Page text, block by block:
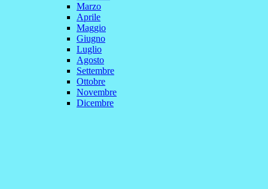
Marzo
Aprile
Maggio
Giugno
Luglio
Agosto
Settembre
Ottobre
Novembre
Dicembre